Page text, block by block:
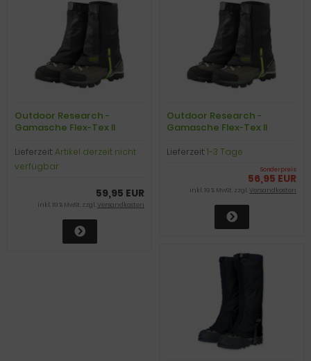
Outdoor Research -
Gamasche Flex-Tex II
Lieferzeit:Artikel derzeit nicht
verfügbar
59,95 EUR
inkl. 19 % MwSt. zzgl.Versandkosten
Outdoor Research -
Gamasche Flex-Tex II
Lieferzeit:1-3 Tage
Sonderpreis
56,95 EUR
inkl. 19 % MwSt. zzgl.Versandkosten